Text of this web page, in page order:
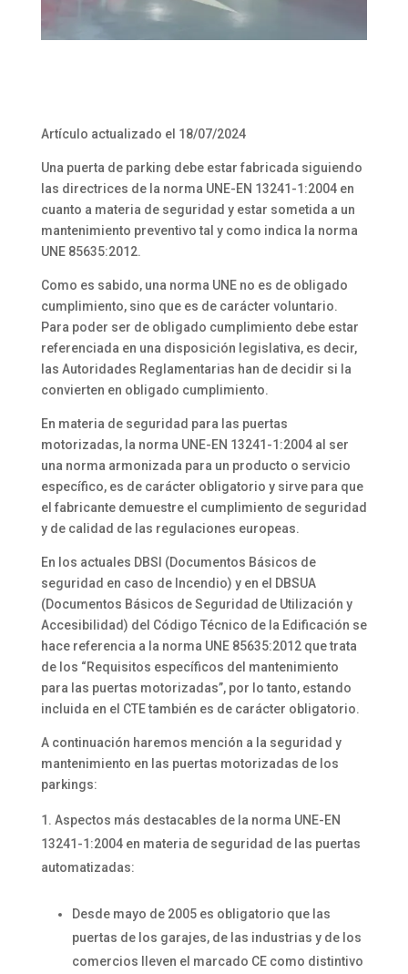
Artículo actualizado el 18/07/2024
Una puerta de parking debe estar fabricada siguiendo
las directrices de la norma UNE-EN 13241-1:2004 en
cuanto a materia de seguridad y estar sometida a un
mantenimiento preventivo tal y como indica la norma
UNE 85635:2012.
Como es sabido, una norma UNE no es de obligado
cumplimiento, sino que es de carácter voluntario.
Para poder ser de obligado cumplimiento debe estar
referenciada en una disposición legislativa, es decir,
las Autoridades Reglamentarias han de decidir si la
convierten en obligado cumplimiento.
En materia de seguridad para las puertas
motorizadas, la norma UNE-EN 13241-1:2004 al ser
una norma armonizada para un producto o servicio
específico, es de carácter obligatorio y sirve para que
el fabricante demuestre el cumplimiento de seguridad
y de calidad de las regulaciones europeas.
En los actuales DBSI (Documentos Básicos de
seguridad en caso de Incendio) y en el DBSUA
(Documentos Básicos de Seguridad de Utilización y
Accesibilidad) del Código Técnico de la Edificación se
hace referencia a la norma UNE 85635:2012 que trata
de los “Requisitos específicos del mantenimiento
para las puertas motorizadas”, por lo tanto, estando
incluida en el CTE también es de carácter obligatorio.
A continuación haremos mención a la seguridad y
mantenimiento en las puertas motorizadas de los
parkings:
Aspectos más destacables de la norma UNE-EN
13241-1:2004 en materia de seguridad de las puertas
automatizadas:
Desde mayo de 2005 es obligatorio que las
puertas de los garajes, de las industrias y de los
comercios lleven el marcado CE como distintivo